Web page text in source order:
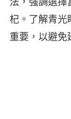
杞。了解青光
重要，以避